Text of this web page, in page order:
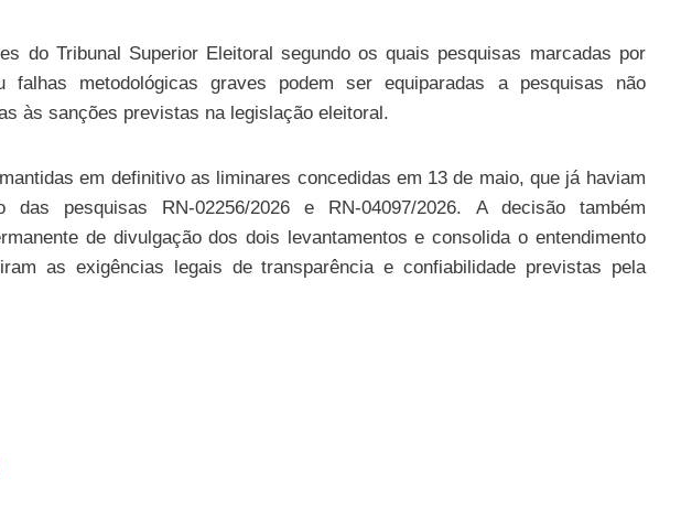
do Tribunal Superior Eleitoral segundo os quais pesquisas marcadas por
falhas metodológicas graves podem ser equiparadas a pesquisas não
às sanções previstas na legislação eleitoral.
em definitivo as liminares concedidas em 13 de maio, que já haviam
das pesquisas RN-02256/2026 e RN-04097/2026. A decisão também
de divulgação dos dois levantamentos e consolida o entendimento
as exigências legais de transparência e confiabilidade previstas pela